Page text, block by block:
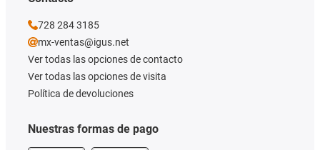
Nuestras formas de pago
728 284 3185
mx-ventas@igus.net
Ver todas las opciones de contacto
Ver todas las opciones de visita
Política de devoluciones